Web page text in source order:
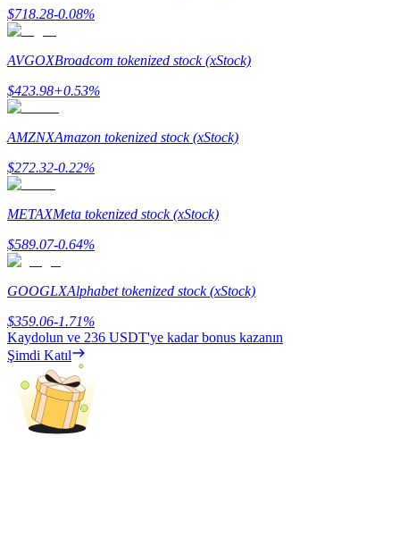
Yönlendirme
Arkadaşını davet et, nakit ödüller kazan
Deposit CASHCAT & Win
Share 500000 CASHCAT prize pool
$718.28-0.08%
AVGOXBroadcom tokenized stock (xStock)
$423.98+0.53%
AMZNXAmazon tokenized stock (xStock)
$272.32-0.22%
METAXMeta tokenized stock (xStock)
$589.07-0.64%
GOOGLXAlphabet tokenized stock (xStock)
$359.06-1.71%
Kaydolun ve 236 USDT'ye kadar bonus kazanın
Şimdi Katıl